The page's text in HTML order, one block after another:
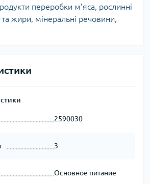
переробки м’яса, рослинні
та жири, мінеральні речовини,
2590030
3
Основное питание